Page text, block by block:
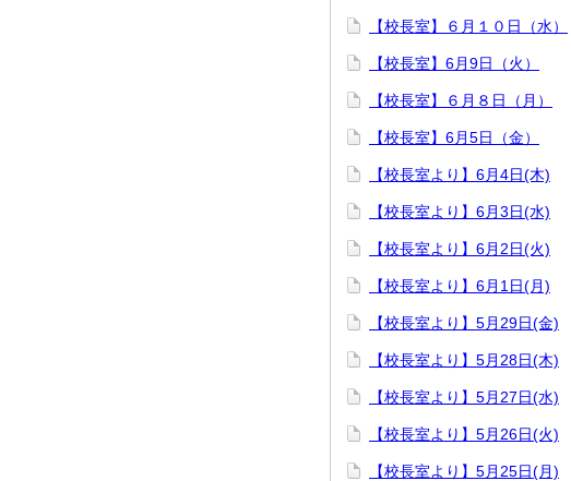
【校長室】６月１０日（水）
【校長室】6月9日（火）
【校長室】６月８日（月）
【校長室】6月5日（金）
【校長室より】6月4日(木)
【校長室より】6月3日(水)
【校長室より】6月2日(火)
【校長室より】6月1日(月)
【校長室より】5月29日(金)
【校長室より】5月28日(木)
【校長室より】5月27日(水)
【校長室より】5月26日(火)
【校長室より】5月25日(月)